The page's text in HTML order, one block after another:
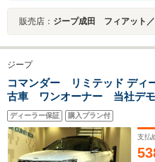
販売店： ジープ成田 フィアット／
ジープ
コマンダー リミテッド ディ
古車 ワンオーナー 当社デ
AppleCarPlay AndroidAuto
前後 ハンズフリーパワーゲ
ニター
ディーラー保証 購入プラン付
支払